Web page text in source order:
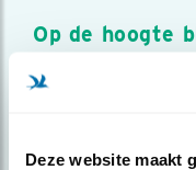
Deze website maakt
Op de hoogte
Meld je aan en
over vogels en